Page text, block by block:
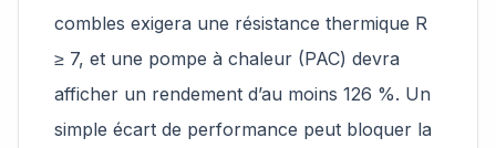
combles exigera une résistance thermique R
≥ 7, et une pompe à chaleur (PAC) devra
afficher un rendement d’au moins 126 %. Un
simple écart de performance peut bloquer la